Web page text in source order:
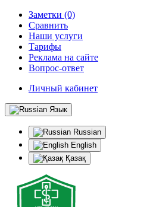
Заметки (0)
Сравнить
Наши услуги
Тарифы
Реклама на сайте
Вопрос-ответ
Личный кабинет
Язык
Russian
English
Қазақ